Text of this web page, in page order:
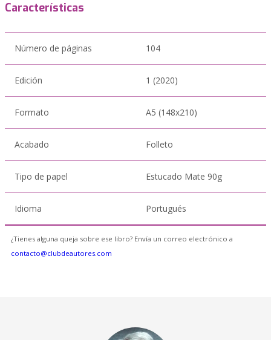
Características
Número de páginas 104
Edición 1 (2020)
Formato A5 (148x210)
Acabado Folleto
Tipo de papel Estucado Mate 90g
Idioma Portugués
¿Tienes alguna queja sobre ese libro? Envía un correo electrónico a
contacto@clubdeautores.com